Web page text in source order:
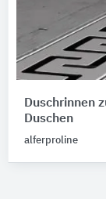
Duschrinnen
Duschen
alferproline